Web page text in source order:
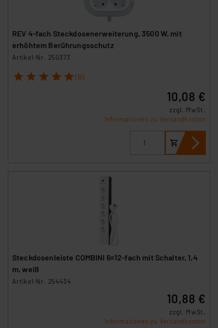
REV 4-fach Steckdosenerweiterung, 3500 W, mit
erhöhtem Berührungsschutz
Artikel-Nr. 250373
1 2 3 4 5 (6)
10,08 €
zzgl. MwSt.
Informationen zu Versandkosten
Steckdosenleiste COMBINI 6=12-fach mit Schalter, 1,4
m, weiß
Artikel-Nr. 254434
10,88 €
zzgl. MwSt.
Informationen zu Versandkosten